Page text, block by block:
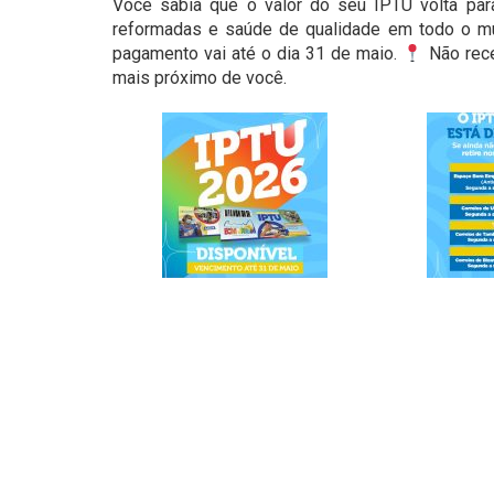
Você sabia que o valor do seu IPTU volta
reformadas e saúde de qualidade em todo o
pagamento vai até o dia 31 de maio.
Não
mais próximo de você.